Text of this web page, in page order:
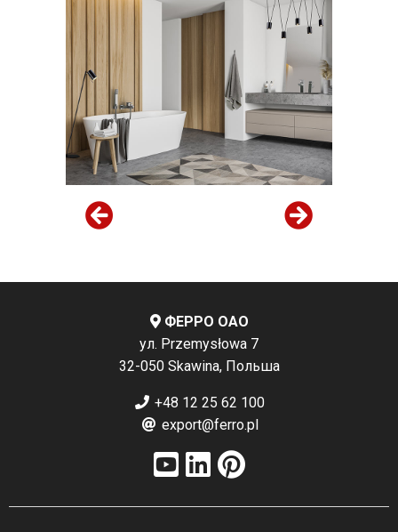
ФЕРРО ОАО
ул. Przemysłowa 7
32-050 Skawina, Польша
+48 12 25 62 100
export@ferro.pl